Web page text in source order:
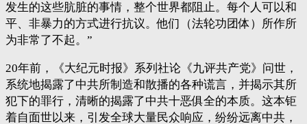
发生的这些肮脏的事情，整个世界都阻止。每个人可以和
平、非暴力的方式进行抗议。他们（法轮功团体）所作所
为非常了不起。”
20年前，《大纪元时报》系列社论《九评共产党》问世，
系统地揭露了中共所制造和散播的各种谎言，并揭示其所
犯下的罪行，清晰的揭露了中共十恶俱全的本质。这本钜
着自面世以来，引发全球大量民众响应，纷纷远离中共，